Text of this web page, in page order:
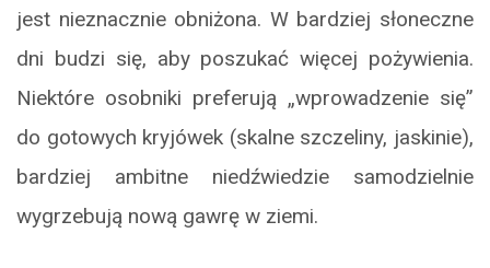
jest nieznacznie obniżona. W bardziej słoneczne
dni budzi się, aby poszukać więcej pożywienia.
Niektóre osobniki preferują „wprowadzenie się”
do gotowych kryjówek (skalne szczeliny, jaskinie),
bardziej ambitne niedźwiedzie samodzielnie
wygrzebują nową gawrę w ziemi.